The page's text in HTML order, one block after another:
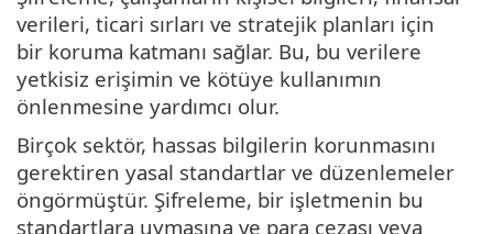
verileri, ticari sırları ve stratejik planları için
bir koruma katmanı sağlar. Bu, bu verilere
yetkisiz erişimin ve kötüye kullanımın
önlenmesine yardımcı olur.
Birçok sektör, hassas bilgilerin korunmasını
gerektiren yasal standartlar ve düzenlemeler
öngörmüştür. Şifreleme, bir işletmenin bu
standartlara uymasına ve para cezası veya